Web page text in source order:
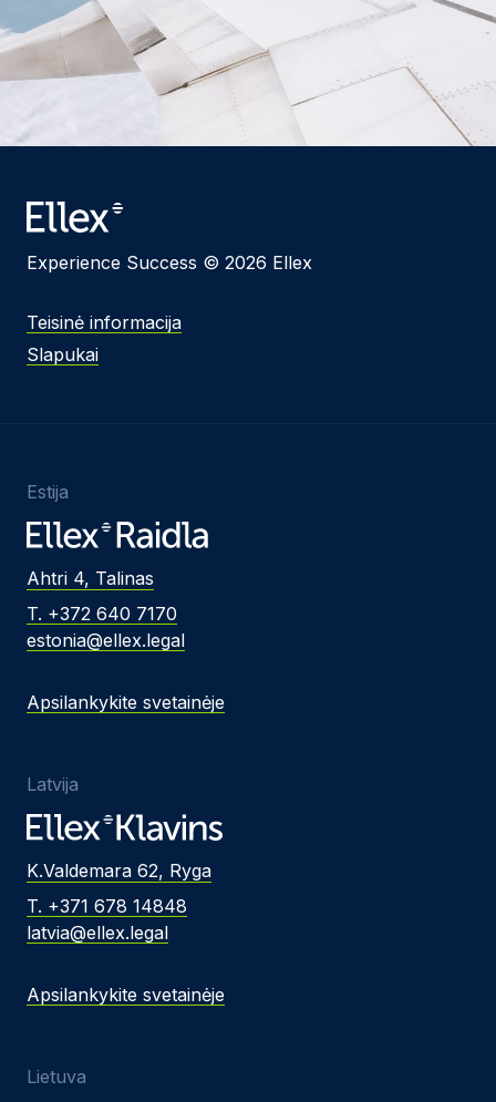
Experience Success © 2026 Ellex
Teisinė informacija
Slapukai
Estija
Ahtri 4, Talinas
T. +372 640 7170
estonia@ellex.legal
Apsilankykite svetainėje
Latvija
K.Valdemara 62, Ryga
T. +371 678 14848
latvia@ellex.legal
Apsilankykite svetainėje
Lietuva